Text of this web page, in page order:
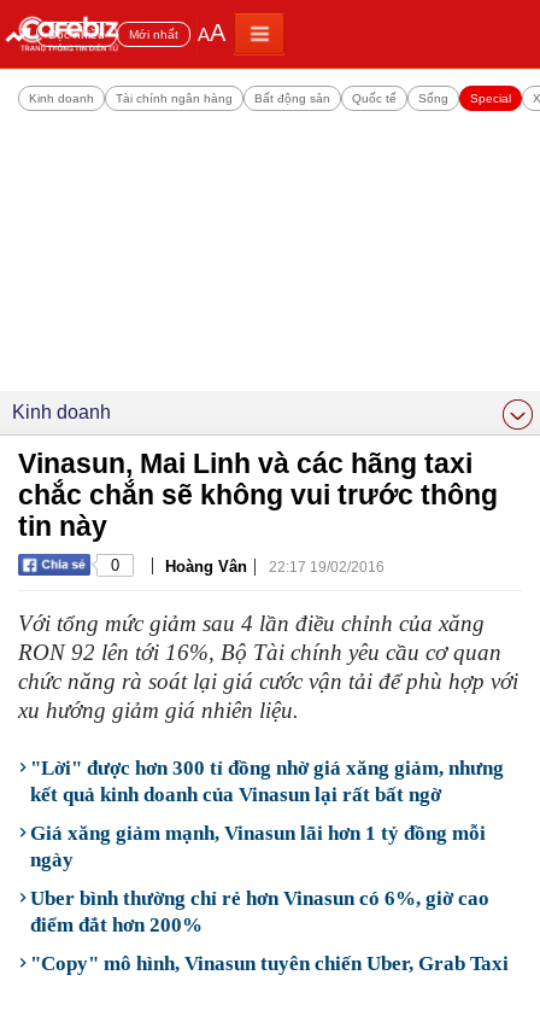
Đọc nhiều Mới nhất AA
Kinh doanh Tài chính ngân hàng Bất động sản Quốc tế Sống Special
Kinh doanh
Vinasun, Mai Linh và các hãng taxi
chắc chắn sẽ không vui trước thông
tin này
0 | Hoàng Vân | 22:17 19/02/2016
Với tổng mức giảm sau 4 lần điều chỉnh của xăng
RON 92 lên tới 16%, Bộ Tài chính yêu cầu cơ quan
chức năng rà soát lại giá cước vận tải để phù hợp với
xu hướng giảm giá nhiên liệu.
"Lời" được hơn 300 tỉ đồng nhờ giá xăng giảm, nhưng
kết quả kinh doanh của Vinasun lại rất bất ngờ
Giá xăng giảm mạnh, Vinasun lãi hơn 1 tỷ đồng mỗi
ngày
Uber bình thường chỉ rẻ hơn Vinasun có 6%, giờ cao
điểm đắt hơn 200%
"Copy" mô hình, Vinasun tuyên chiến Uber, Grab Taxi